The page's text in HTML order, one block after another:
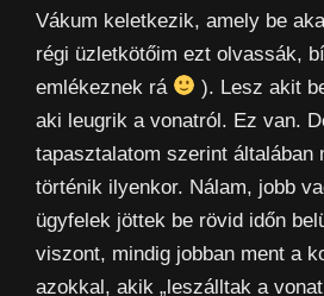
Vákum keletkezik, amely be
régi üzletkötőim ezt olvassák,
emlékeznek rá
). Lesz akit
aki leugrik a vonatról. Ez van.
tapasztalatom szerint általában
történik ilyenkor. Nálam, jobb
ügyfelek jöttek be rövid időn
viszont, mindig jobban ment a
azokkal, akik „leszálltak a